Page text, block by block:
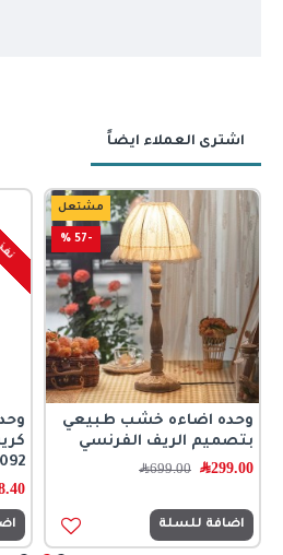
اشترى العملاء ايضاً
مشتعل
-57 %
وحده اضاءه خشب طبيعي
بتصميم الريف الفرنسي
299.00﷼ 699.00﷼
اضافة للسلة